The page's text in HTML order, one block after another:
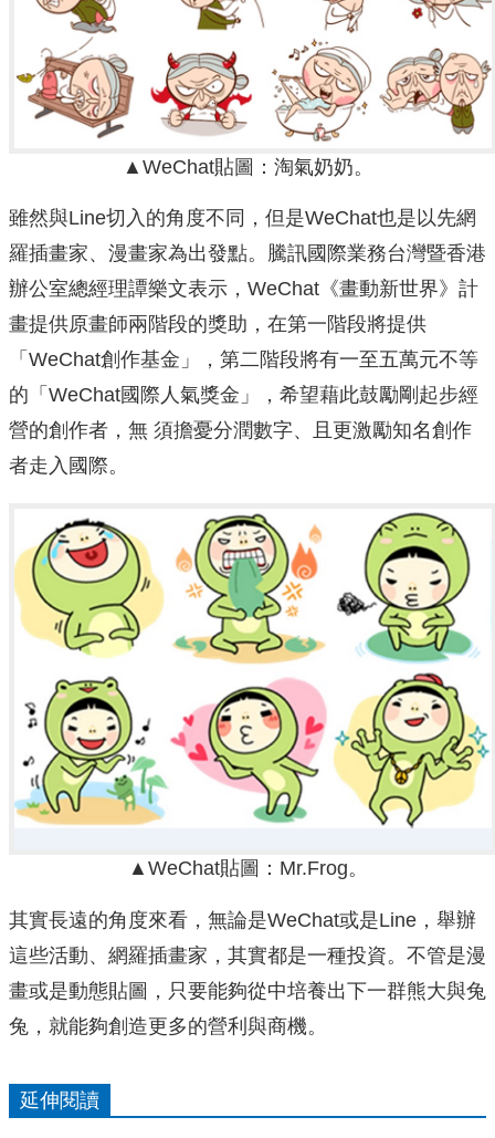
▲WeChat貼圖：淘氣奶奶。
雖然與Line切入的角度不同，但是WeChat也是以先網
羅插畫家、漫畫家為出發點。騰訊國際業務台灣暨香港
辦公室總經理譚樂文表示，WeChat《畫動新世界》計
畫提供原畫師兩階段的獎助，在第一階段將提供
「WeChat創作基金」，第二階段將有一至五萬元不等
的「WeChat國際人氣獎金」，希望藉此鼓勵剛起步經
營的創作者，無 須擔憂分潤數字、且更激勵知名創作
者走入國際。
▲WeChat貼圖：Mr.Frog。
其實長遠的角度來看，無論是WeChat或是Line，舉辦
這些活動、網羅插畫家，其實都是一種投資。不管是漫
畫或是動態貼圖，只要能夠從中培養出下一群熊大與兔
兔，就能夠創造更多的營利與商機。
延伸閱讀